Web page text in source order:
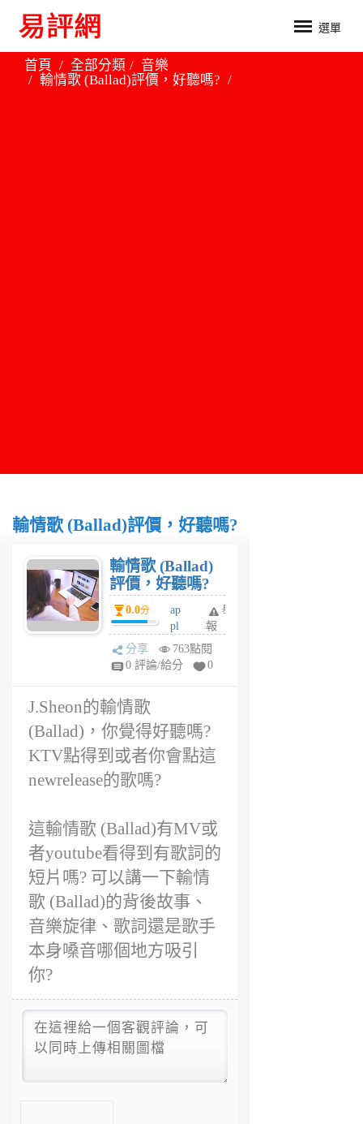
選單
首頁 全部分類
音樂
輸情歌 (Ballad)評價，好聽嗎?
輸情歌 (Ballad)評價，好聽嗎?
輸情歌 (Ballad)
評價，好聽嗎?
0.0分
ap
pl
eli
n
舉
報
分享
763點閱
0 評論/給分
0
J.Sheon的輸情歌
(Ballad)，你覺得好聽嗎?
KTV點得到或者你會點這
newrelease的歌嗎?
這輸情歌 (Ballad)有MV或
者youtube看得到有歌詞的
短片嗎? 可以講一下輸情
歌 (Ballad)的背後故事、
音樂旋律、歌詞還是歌手
本身嗓音哪個地方吸引
你?